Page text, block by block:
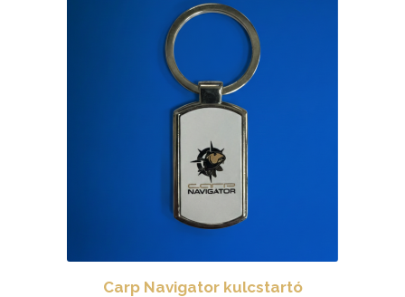
Carp Navigator kulcstartó